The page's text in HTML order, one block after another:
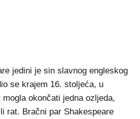
jedini je sin slavnog engleskog
se krajem 16. stoljeća, u
okončati jedna ozljeda,
rat. Bračni par Shakespeare